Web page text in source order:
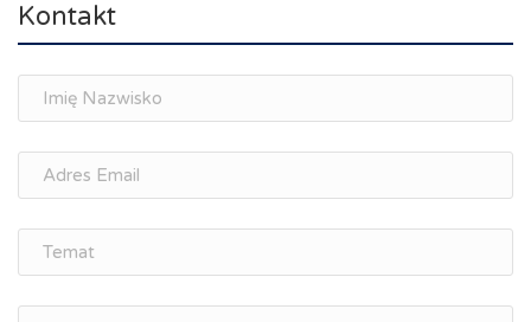
Spotkania branżowe
osobisty
Memorandum Gospodarcze PL-CZ
Śląskie Porozumienie Gospodarcze
ŚLĄSK.ONLINE
Integracja
Kontakt